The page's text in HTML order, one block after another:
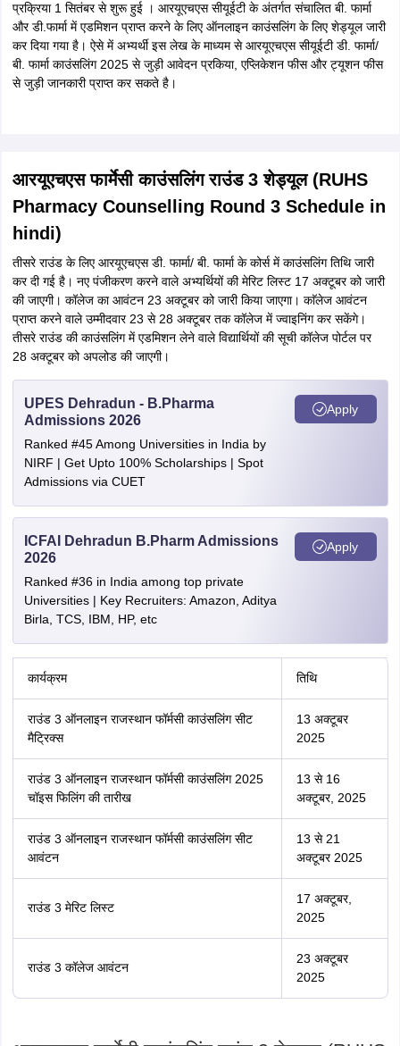
प्रक्रिया 1 सितंबर से शुरू हुई । आरयूएचएस सीयूईटी के अंतर्गत संचालित बी. फार्मा
और डी.फार्मा में एडमिशन प्राप्त करने के लिए ऑनलाइन काउंसलिंग के लिए शेड्यूल जारी
कर दिया गया है। ऐसे में अभ्यर्थी इस लेख के माध्यम से आरयूएचएस सीयूईटी डी. फार्मा/
बी. फार्मा काउंसलिंग 2025 से जुड़ी आवेदन प्रकिया, एप्लिकेशन फीस और ट्यूशन फीस
से जुड़ी जानकारी प्राप्त कर सकते है।
आरयूएचएस फार्मेसी काउंसलिंग राउंड 3 शेड्यूल (RUHS
Pharmacy Counselling Round 3 Schedule in
hindi)
तीसरे राउंड के लिए आरयूएचएस डी. फार्मा/ बी. फार्मा के कोर्स में काउंसलिंग तिथि जारी
कर दी गई है। नए पंजीकरण करने वाले अभ्यर्थियों की मेरिट लिस्ट 17 अक्टूबर को जारी
की जाएगी। कॉलेज का आवंटन 23 अक्टूबर को जारी किया जाएगा। काॅलेज आवंटन
प्राप्त करने वाले उम्मीदवार 23 से 28 अक्टूबर तक कॉलेज में ज्वाइनिंग कर सकेंगे।
तीसरे राउंड की काउंसलिंग में एडमिशन लेने वाले विद्यार्थियों की सूची कॉलेज पोर्टल पर
28 अक्टूबर को अपलोड की जाएगी।
UPES Dehradun - B.Pharma
Admissions 2026
Ranked #45 Among Universities in India by
NIRF | Get Upto 100% Scholarships | Spot
Admissions via CUET
Apply
ICFAI Dehradun B.Pharm Admissions
2026
Ranked #36 in India among top private
Universities | Key Recruiters: Amazon, Aditya
Birla, TCS, IBM, HP, etc
Apply
कार्यक्रम तिथि
राउंड 3 ऑनलाइन राजस्थान फॉर्मसी काउंसलिंग सीट
मैट्रिक्स
13 अक्टूबर
2025
राउंड 3 ऑनलाइन राजस्थान फॉर्मसी काउंसलिंग 2025
चॉइस फिलिंग की तारीख
13 से 16
अक्टूबर, 2025
राउंड 3 ऑनलाइन राजस्थान फॉर्मसी काउंसलिंग सीट
आवंटन
13 से 21
अक्टूबर 2025
राउंड 3 मेरिट लिस्ट
17 अक्टूबर,
2025
राउंड 3 कॉलेज आवंटन
23 अक्टूबर
2025